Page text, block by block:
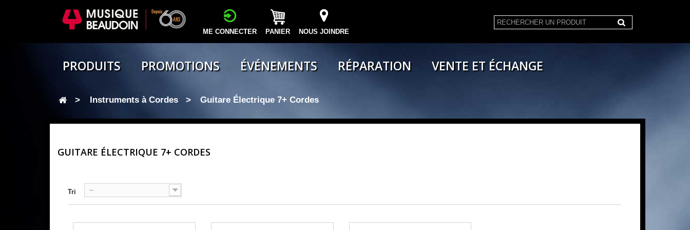
ME CONNECTER PANIER NOUS JOINDRE
PRODUITS PROMOTIONS ÉVÉNEMENTS RÉPARATION VENTE ET ÉCHANGE
> Instruments à Cordes > Guitare Électrique 7+ Cordes
GUITARE ÉLECTRIQUE 7+ CORDES
Tri --